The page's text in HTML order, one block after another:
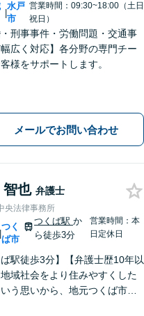
|
水戸
市
営業時間：09:30~18:00（土日
祝日）
・刑事事件・労働問題・交通事
広く対応】各分野の専門チー
様をサポートします。
メールでお問い合わせ
智也 弁護士
央法律事務所
|
つく
ば市
つくば駅か
ら徒歩3分
営業時間：本
日定休日
ば駅徒歩3分】【弁護士歴10年以
地域社会をより住みやすくした
う思いから、地元つくば市で